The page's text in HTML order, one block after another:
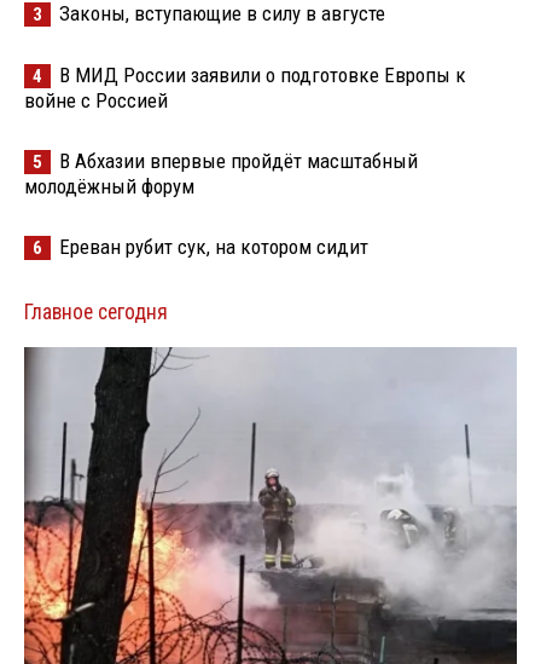
3 Законы, вступающие в силу в августе
4
В МИД России заявили о подготовке Европы к
войне с Россией
5
В Абхазии впервые пройдёт масштабный
молодёжный форум
6 Ереван рубит сук, на котором сидит
Главное сегодня